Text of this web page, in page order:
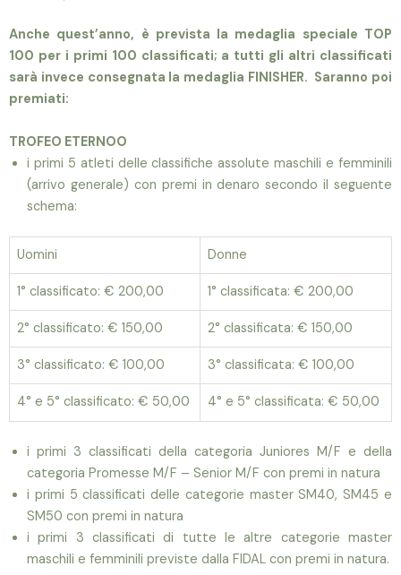
Anche quest’anno, è prevista la medaglia speciale TOP
100 per i primi 100 classificati; a tutti gli altri classificati
sarà invece consegnata la medaglia FINISHER. Saranno poi
premiati:
TROFEO ETERNOO
i primi 5 atleti delle classifiche assolute maschili e femminili
(arrivo generale) con premi in denarosecondo il seguente
schema:
Uomini Donne
1° classificato: € 200,00 1° classificata: € 200,00
2° classificato: € 150,00 2° classificata: € 150,00
3° classificato: € 100,00 3° classificata: € 100,00
4° e 5° classificato: € 50,00 4° e 5° classificata: € 50,00
i primi 3 classificati della categoria Juniores M/F e della
categoria Promesse M/F – Senior M/F con premi in natura
i primi 5 classificati delle categorie master SM40, SM45 e
SM50 con premi in natura
i primi 3 classificati di tutte le altre categorie master
maschili e femminili previste dalla FIDAL con premi in natura.